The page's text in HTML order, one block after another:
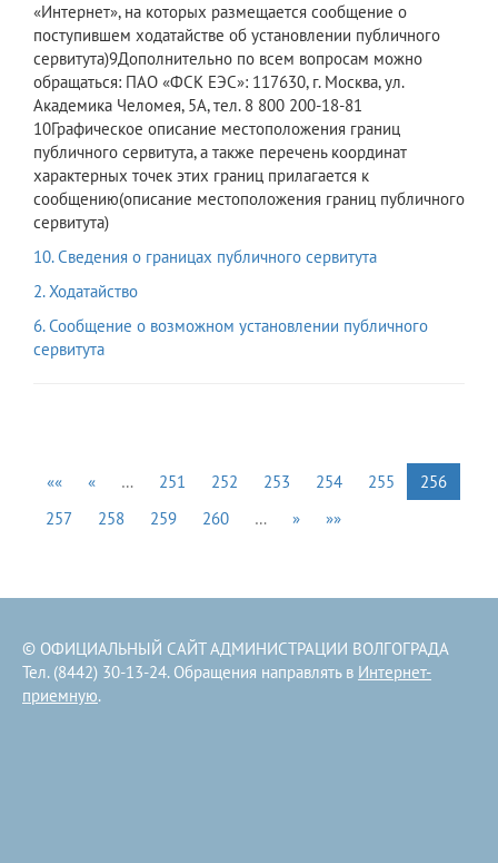
«Интернет», на которых размещается сообщение о
поступившем ходатайстве об установлении публичного
сервитута)​9Дополнительно по всем вопросам можно
обращаться: ПАО «ФСК ЕЭС»: 117630, г. Москва, ул.
Академика Челомея, 5А, тел. 8 800 200-18-81​
10Графическое описание местоположения границ
публичного сервитута, а также перечень координат
характерных точек этих границ прилагается к
сообщению(описание местоположения границ публичного
сервитута)​
10. Сведения о границах публичного сервитута
2. Ходатайство
6. Сообщение о возможном установлении публичного
сервитута
«« « … 251 252 253 254 255
256
257
258 259 260 … » »»
© ОФИЦИАЛЬНЫЙ САЙТ АДМИНИСТРАЦИИ ВОЛГОГРАДА
Тел. (8442) 30-13-24. Обращения направлять в Интернет-
приемную.